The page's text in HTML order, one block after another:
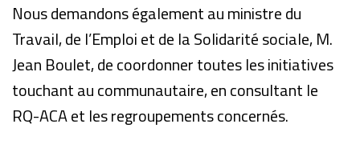
Nous demandons également au ministre du
Travail, de l’Emploi et de la Solidarité sociale, M.
Jean Boulet, de coordonner toutes les initiatives
touchant au communautaire, en consultant le
RQ-ACA et les regroupements concernés.